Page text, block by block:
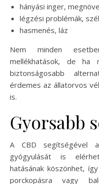
hányási inger,
légzési problémák,
hasmenés, láz
Nem minden
mellékhatások, de
biztonságosabb
érdemes az állatorvos
is.
Gyorsabb
A CBD segítségével
gyógyulását is
hatásának köszönhet,
porckopásra vagy